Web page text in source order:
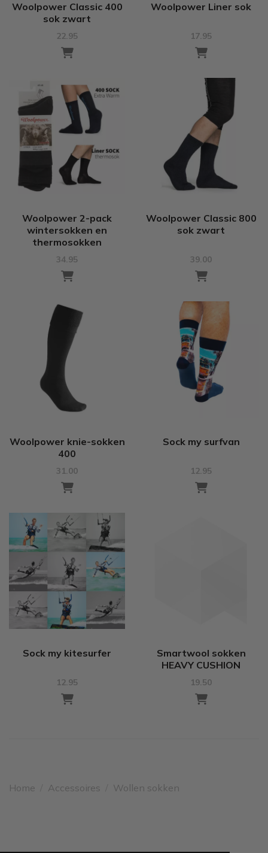
Woolpower Classic 400
sok zwart
22.95
Woolpower Liner sok
17.95
Woolpower 2-pack
wintersokken en
thermosokken
34.95
Woolpower Classic 800
sok zwart
39.00
Woolpower knie-sokken
400
31.00
Sock my surfvan
12.95
Sock my kitesurfer
12.95
Smartwool sokken
HEAVY CUSHION
19.50
Home Accessoires Wollen sokken